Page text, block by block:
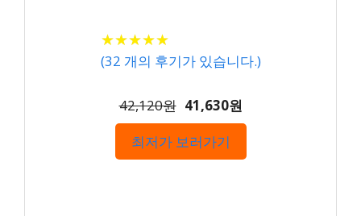
★★★★★
★★★★★
(32 개의 후기가 있습니다.)
42,120원 41,630원
최저가 보러가기